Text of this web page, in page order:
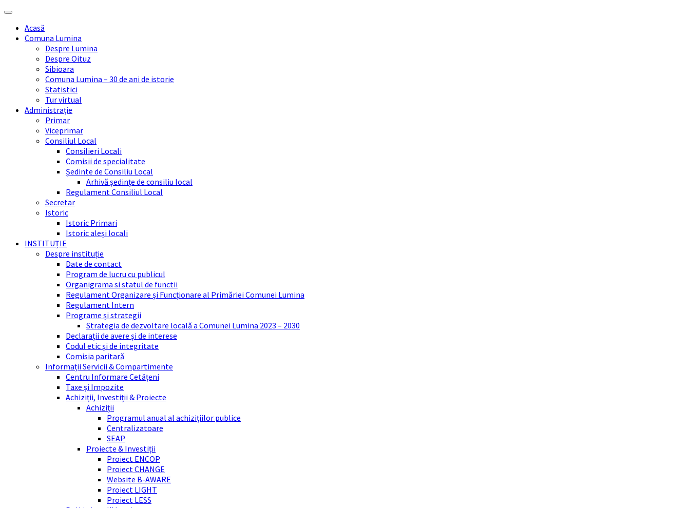
Skip
content
Skip
sidebar
Skip
right
sidebar
Skip
footerAcasă
Comuna Lumina
Despre Lumina
Despre Oituz
Sibioara
Comuna Lumina – 30 de ani de istorie
Statistici
Tur virtual
Administrație
Primar
Viceprimar
Consiliul Local
Consilieri Locali
Comisii de specialitate
Ședinte de Consiliu Local
Arhivă ședințe de consiliu local
Regulament Consiliul Local
Secretar
Istoric
Istoric Primari
Istoric aleși locali
INSTITUȚIE
Despre instituție
Date de contact
Program de lucru cu publicul
Organigrama si statul de functii
Regulament Organizare și Funcționare al Primăriei Comunei Lumina
Regulament Intern
Programe și strategii
Strategia de dezvoltare locală a Comunei Lumina 2023 – 2030
Declarații de avere și de interese
Codul etic și de integritate
Comisia paritară
Informații Servicii & Compartimente
Centru Informare Cetățeni
Taxe și Impozite
Achiziții, Investiții & Proiecte
Achiziții
Programul anual al achizițiilor publice
Centralizatoare
SEAP
Proiecte & Investiții
Proiect ENCOP
Proiect CHANGE
Website B-AWARE
Proiect LIGHT
Proiect LESS